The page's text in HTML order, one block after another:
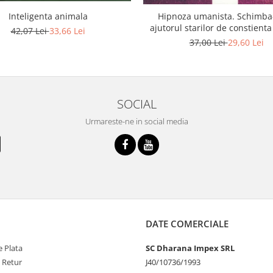
Inteligenta animala
42,07 Lei33,66 Lei
Hipnoza umanista.
ajutorul starilor de
37,00 Lei29,60 Lei
SOCIAL
Urmareste-ne in social media
Plata
Retur
DATE COMERCIALE
SC Dharana Impex SRL
J40/10736/1993